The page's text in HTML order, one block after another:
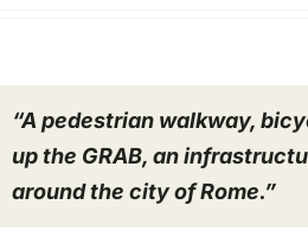
“A pedestrian walkway,
up the GRAB, an
around the city of Rome.”